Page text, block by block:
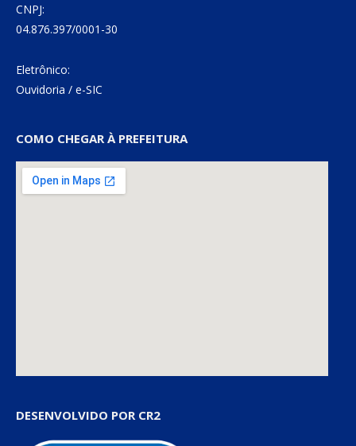
CNPJ:
04.876.397/0001-30
Eletrônico:
Ouvidoria / e-SIC
COMO CHEGAR À PREFEITURA
DESENVOLVIDO POR CR2